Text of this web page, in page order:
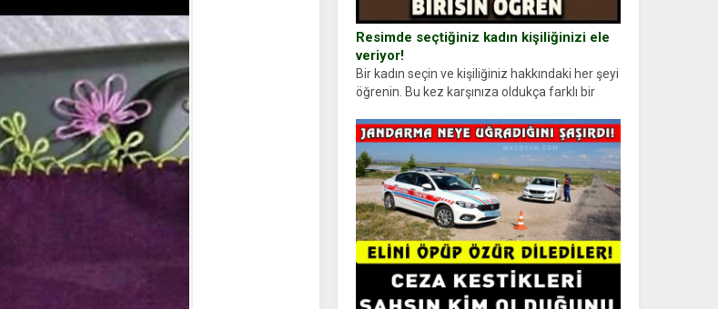
Resimde seçtiğiniz kadın kişiliğinizi ele
veriyor!
Bir kadın seçin ve kişiliğiniz hakkındaki her şeyi
öğrenin. Bu kez karşınıza oldukça farklı bir
kadın figürlerinden dikkatinizi en...